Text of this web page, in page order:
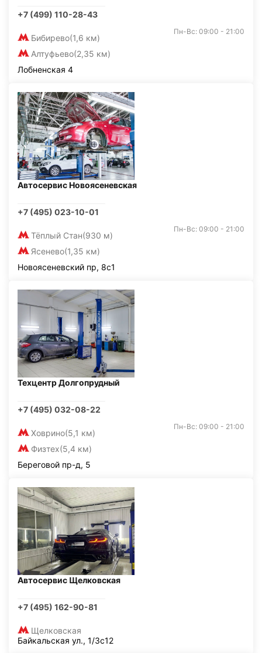
+7 (499) 110-28-43
Бибирево(1,6 км)
Алтуфьево(2,35 км)
Пн-Вс: 09:00 - 21:00
Лобненская 4
Автосервис Новоясеневская
+7 (495) 023-10-01
Тёплый Стан(930 м)
Ясенево(1,35 км)
Пн-Вс: 09:00 - 21:00
Новоясеневский пр, 8с1
Техцентр Долгопрудный
+7 (495) 032-08-22
Ховрино(5,1 км)
Физтех(5,4 км)
Пн-Вс: 09:00 - 21:00
Береговой пр-д, 5
Автосервис Щелковская
+7 (495) 162-90-81
Щелковская
Байкальская ул., 1/3с12